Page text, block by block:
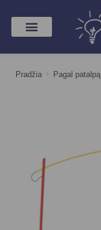
Pradžia > Pagal patalpą